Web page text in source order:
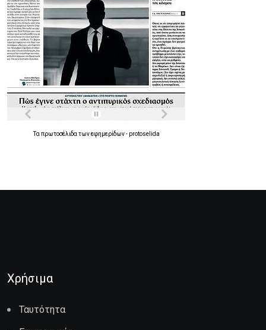
Τα πρωτοσέλιδα τωνεφημερίδων- protoselida
Χρήσιμα
Ταυτότητα